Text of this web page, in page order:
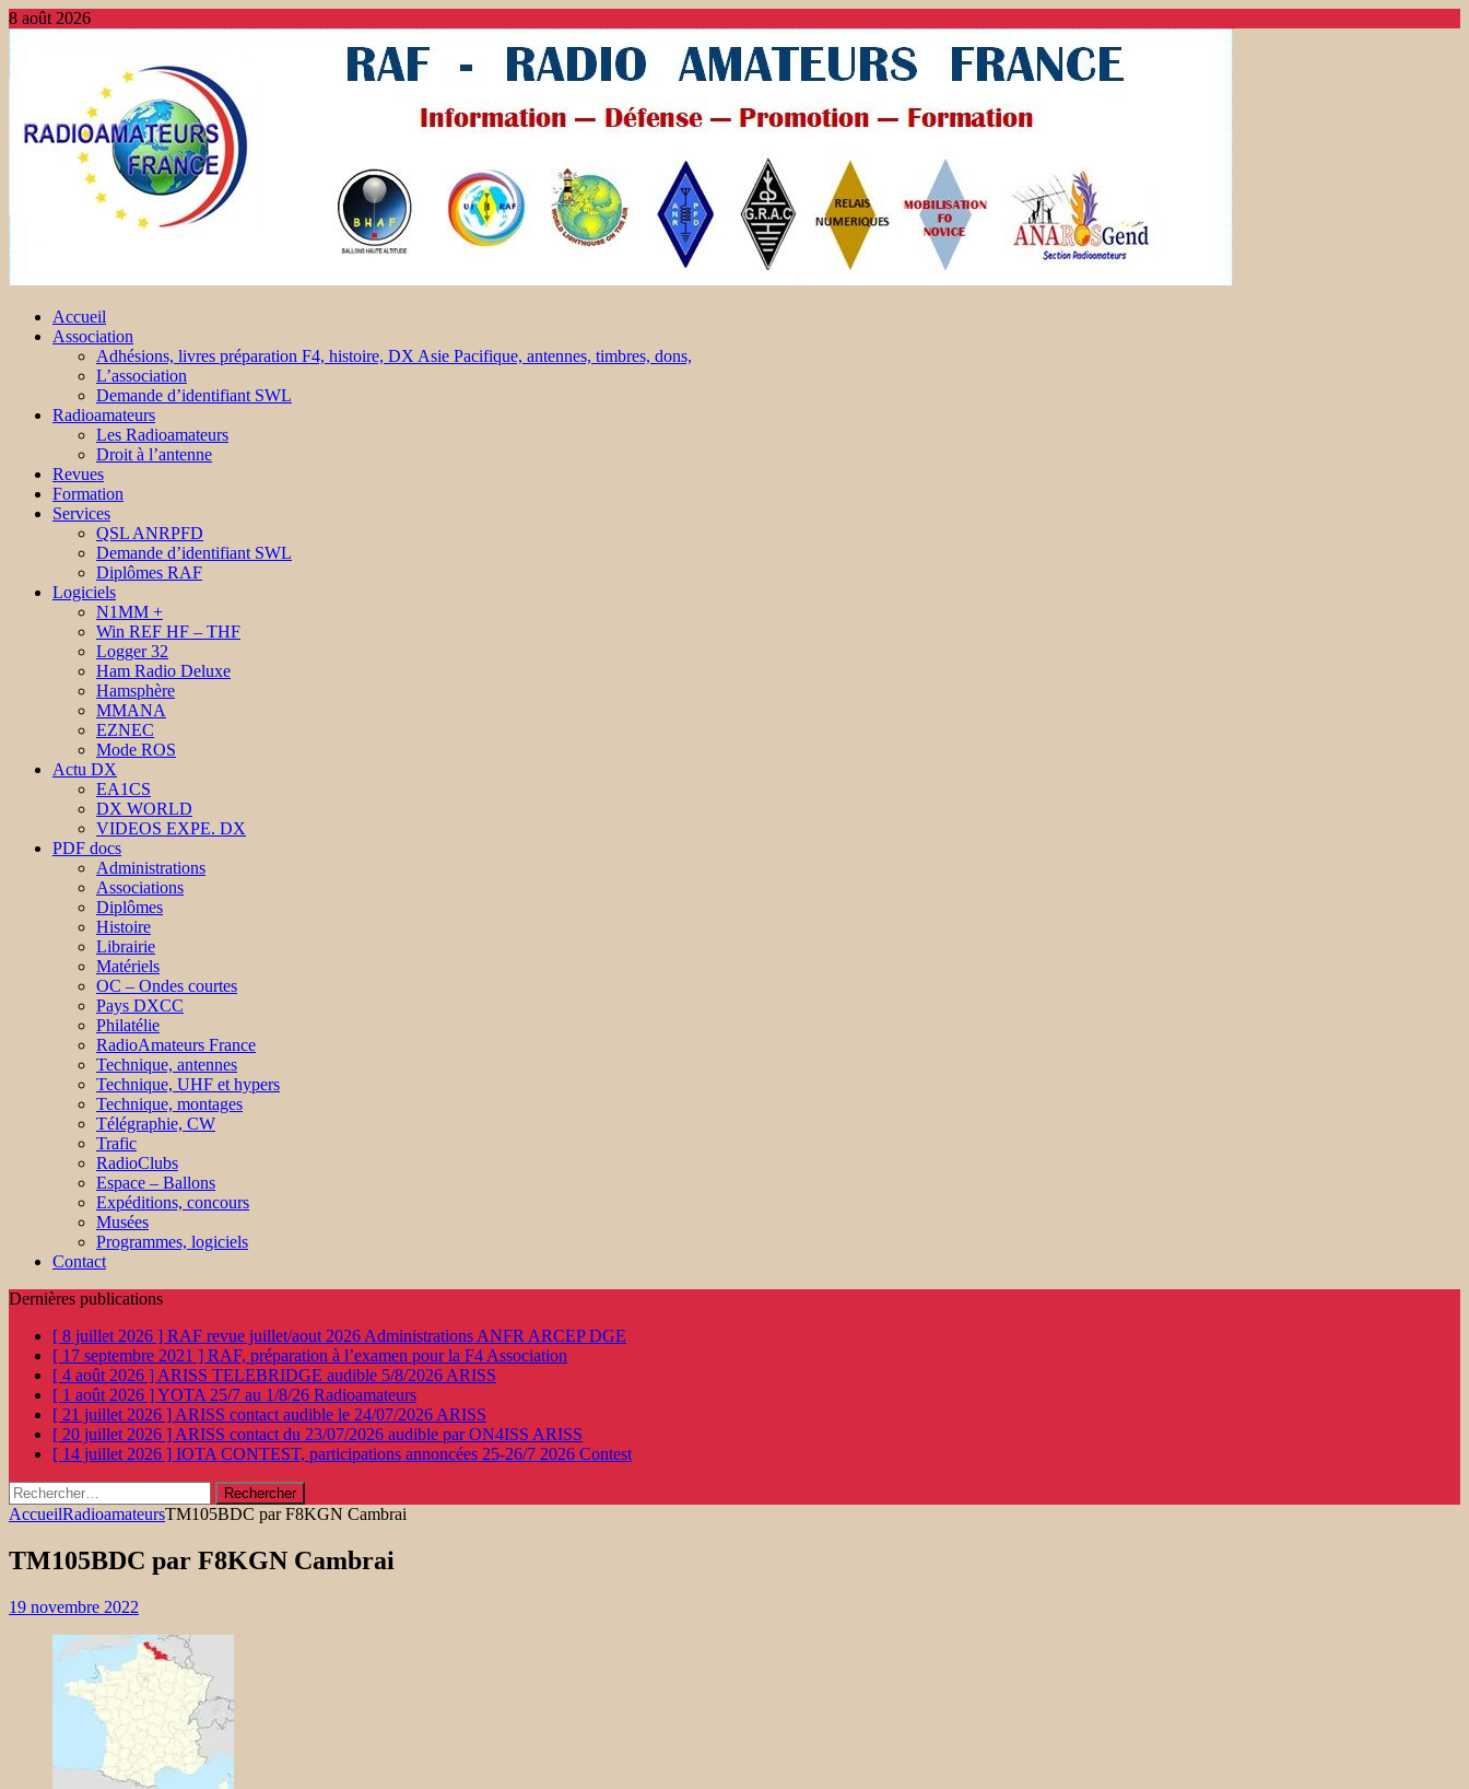
8 août 2026
Accueil
Association
Adhésions, livres préparation F4, histoire, DX Asie Pacifique, antennes, timbres, dons,
L’association
Demande d’identifiant SWL
Radioamateurs
Les Radioamateurs
Droit à l’antenne
Revues
Formation
Services
QSL ANRPFD
Demande d’identifiant SWL
Diplômes RAF
Logiciels
N1MM +
Win REF HF – THF
Logger 32
Ham Radio Deluxe
Hamsphère
MMANA
EZNEC
Mode ROS
Actu DX
EA1CS
DX WORLD
VIDEOS EXPE. DX
PDF docs
Administrations
Associations
Diplômes
Histoire
Librairie
Matériels
OC – Ondes courtes
Pays DXCC
Philatélie
RadioAmateurs France
Technique, antennes
Technique, UHF et hypers
Technique, montages
Télégraphie, CW
Trafic
RadioClubs
Espace – Ballons
Expéditions, concours
Musées
Programmes, logiciels
Contact
Dernières publications
[ 8 juillet 2026 ] RAF revue juillet/aout 2026 Administrations ANFR ARCEP DGE
[ 17 septembre 2021 ] RAF, préparation à l’examen pour la F4 Association
[ 4 août 2026 ] ARISS TELEBRIDGE audible 5/8/2026 ARISS
[ 1 août 2026 ]YOTA 25/7 au 1/8/26 Radioamateurs
[ 21 juillet 2026 ] ARISS contact audible le 24/07/2026 ARISS
[ 20 juillet 2026 ] ARISS contact du 23/07/2026 audible par ON4ISS ARISS
[ 14 juillet 2026 ] IOTA CONTEST, participations annoncées 25-26/7 2026 Contest
Rechercher :
AccueilRadioamateursTM105BDC par F8KGN Cambrai
TM105BDC par F8KGN Cambrai
19 novembre 2022